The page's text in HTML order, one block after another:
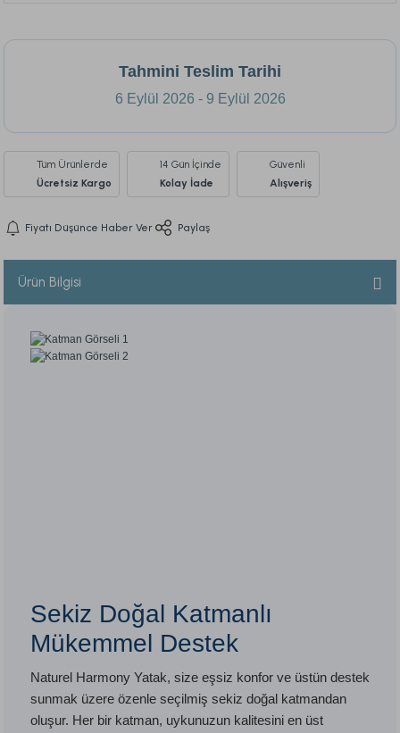
Tahmini Teslim Tarihi
6 Eylül 2026 - 9 Eylül 2026
Tüm Ürünlerde
Ücretsiz Kargo
14 Gün İçinde
Kolay İade
Güvenli
Alışveriş
Fiyatı Düşünce Haber Ver Paylaş
Ürün Bilgisi
Sekiz Doğal Katmanlı
Mükemmel Destek
Naturel Harmony Yatak, size eşsiz konfor ve üstün destek
sunmak üzere özenle seçilmiş sekiz doğal katmandan
oluşur. Her bir katman, uykunuzun kalitesini en üst